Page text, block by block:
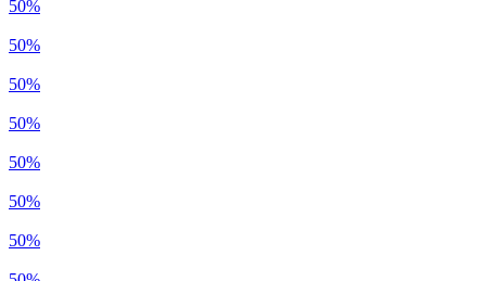
50%
50%
50%
50%
50%
50%
50%